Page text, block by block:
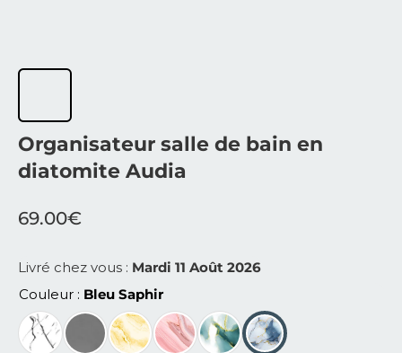
Organisateur salle de bain en
diatomite Audia
69.00€
Livré chez vous : Mardi 11 Août 2026
Couleur
Bleu Saphir